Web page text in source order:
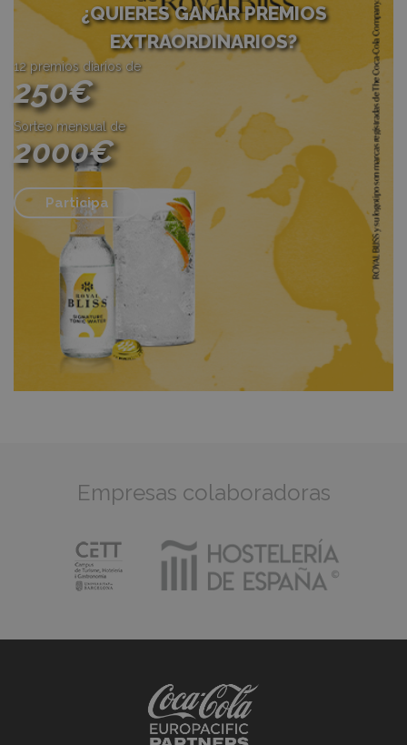
¿QUIERES GANAR PREMIOS
EXTRAORDINARIOS?
12 premios diarios de
250€
Sorteo mensual de
2000€
Participa
Empresas colaboradoras